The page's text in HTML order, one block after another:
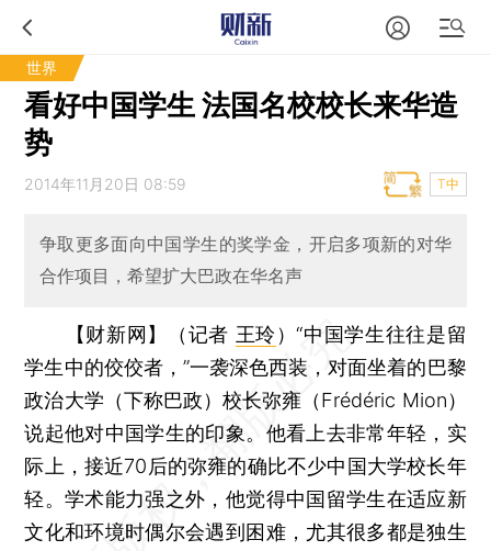
世界
看好中国学生 法国名校校长来华造
势
2014年11月20日 08:59 T中
争取更多面向中国学生的奖学金，开启多项新的对华
合作项目，希望扩大巴政在华名声
【财新网】（记者 王玲 ）“中国学生往往是留
学生中的佼佼者，”一袭深色西装，对面坐着的巴黎
政治大学（下称巴政）校长弥雍（Frédéric Mion）
说起他对中国学生的印象。他看上去非常年轻，实
际上，接近70后的弥雍的确比不少中国大学校长年
轻。学术能力强之外，他觉得中国留学生在适应新
文化和环境时偶尔会遇到困难，尤其很多都是独生